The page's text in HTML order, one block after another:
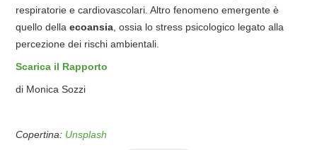
respiratorie e cardiovascolari. Altro fenomeno emergente è
quello della ecoansia, ossia lo stress psicologico legato alla
percezione dei rischi ambientali.
Scarica il Rapporto
di Monica Sozzi
Copertina: Unsplash